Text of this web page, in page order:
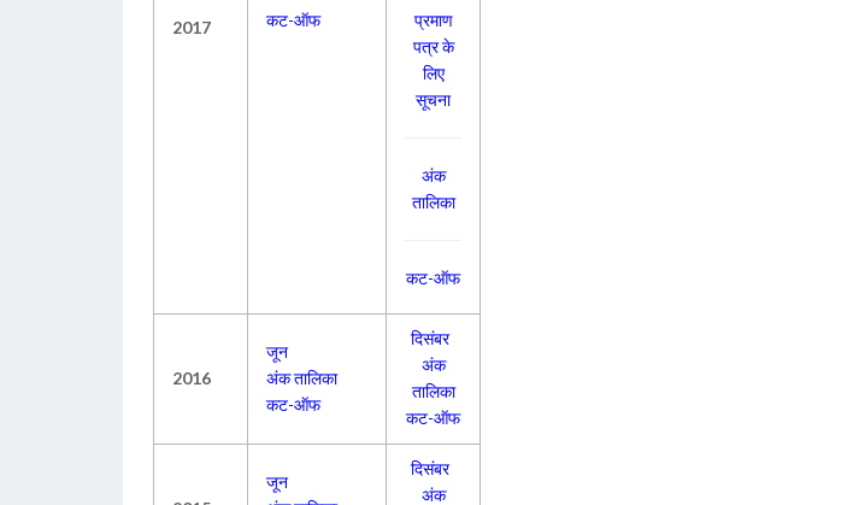
2017 कट-ऑफ
प्रमाण
पत्र के
लिए
सूचना
अंक
तालिका
कट-ऑफ
2016
जून
अंक तालिका
कट-ऑफ
दिसंबर
अंक
तालिका
कट-ऑफ
जून
दिसंबर
अंक